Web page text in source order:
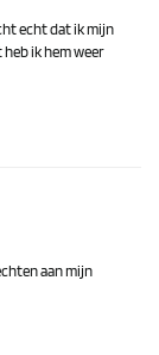
echt dat ik mijn
ik hem weer
aan mijn